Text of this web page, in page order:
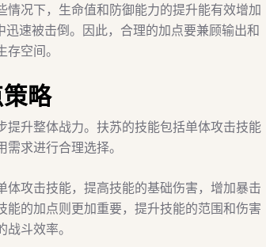
况下，生命值和防御能力的提升能有效增加
速被击倒。因此，合理的加点要兼顾输出和
空间。
略
升整体战力。扶苏的技能包括单体攻击技能
求进行合理选择。
攻击技能，提高技能的基础伤害，增加暴击
的加点则更加重要，提升技能的范围和伤害
斗效率。